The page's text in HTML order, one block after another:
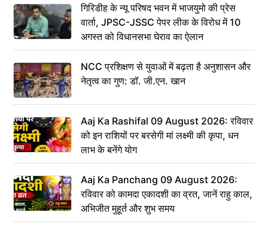
गिरिडीह के न्यू परिषद भवन में भाजयुमो की प्रेस
वार्ता, JPSC-JSSC पेपर लीक के विरोध में 10
अगस्त को विधानसभा घेराव का ऐलान
NCC प्रशिक्षण से युवाओं में बढ़ता है अनुशासन और
नेतृत्व का गुण: डॉ. जी.एन. खान
Aaj Ka Rashifal 09 August 2026: रविवार
को इन राशियों पर बरसेगी मां लक्ष्मी की कृपा, धन
लाभ के बनेंगे योग
Aaj Ka Panchang 09 August 2026:
रविवार को कामदा एकादशी का व्रत, जानें राहु काल,
अभिजीत मुहूर्त और शुभ समय